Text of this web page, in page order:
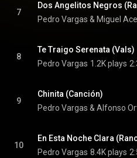
7
Dos Angelitos Negros
8
Te Traigo Serenata (Vals)
Pedro Vargas 1.2K plays
9
Chinita (Canción)
10
En Esta Noche Clara
Pedro Vargas 8.4K plays